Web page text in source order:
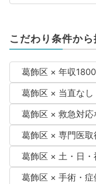
こだわり条件から
葛飾区 × 年収
葛飾区 × 当直なし
葛飾区 × 救急対応
葛飾区 × 専門医取
葛飾区 × 土・日・
葛飾区 × 手術・症